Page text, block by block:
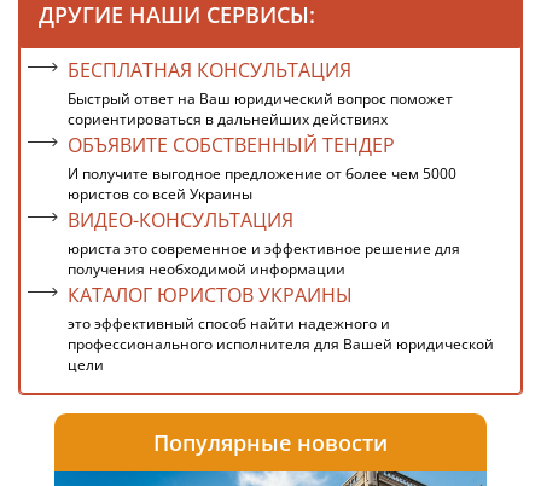
ДРУГИЕ НАШИ СЕРВИСЫ:
БЕСПЛАТНАЯ КОНСУЛЬТАЦИЯ
Быстрый ответ на Ваш юридический вопрос поможет
сориентироваться в дальнейших действиях
ОБЪЯВИТЕ СОБСТВЕННЫЙ ТЕНДЕР
И получите выгодное предложение от более чем 5000
юристов со всей Украины
ВИДЕО-КОНСУЛЬТАЦИЯ
юриста это современное и эффективное решение для
получения необходимой информации
КАТАЛОГ ЮРИСТОВ УКРАИНЫ
это эффективный способ найти надежного и
профессионального исполнителя для Вашей юридической
цели
Популярные новости